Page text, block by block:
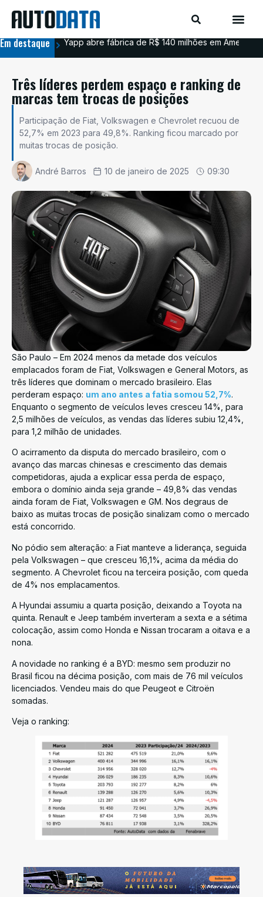
Em destaque Yapp abre fábrica de R$ 140 milhões em
Três líderes perdem espaço e ranking de
marcas tem trocas de posições
Participação de Fiat, Volkswagen e Chevrolet recuou de
52,7% em 2023 para 49,8%. Ranking ficou marcado por
muitas trocas de posição.
André Barros 10 de janeiro de 2025 09:30
São Paulo – Em 2024 menos da metade dos veículos
emplacados foram de Fiat, Volkswagen e General Motors, as
três líderes que dominam o mercado brasileiro. Elas
perderam espaço: um ano antes a fatia somou 52,7%.
Enquanto o segmento de veículos leves cresceu 14%, para
2,5 milhões de veículos, as vendas das líderes subiu 12,4%,
para 1,2 milhão de unidades.
O acirramento da disputa do mercado brasileiro, com o
avanço das marcas chinesas e crescimento das demais
competidoras, ajuda a explicar essa perda de espaço,
embora o domínio ainda seja grande – 49,8% das vendas
ainda foram de Fiat, Volkswagen e GM. Nos degraus de
baixo as muitas trocas de posição sinalizam como o mercado
está concorrido.
No pódio sem alteração: a Fiat manteve a liderança, seguida
pela Volkswagen – que cresceu 16,1%, acima da média do
segmento. A Chevrolet ficou na terceira posição, com queda
de 4% nos emplacamentos.
A Hyundai assumiu a quarta posição, deixando a Toyota na
quinta. Renault e Jeep também inverteram a sexta e a sétima
colocação, assim como Honda e Nissan trocaram a oitava e a
nona.
A novidade no ranking é a BYD: mesmo sem produzir no
Brasil ficou na décima posição, com mais de 76 mil veículos
licenciados. Vendeu mais do que Peugeot e Citroën
somadas.
Veja o ranking: